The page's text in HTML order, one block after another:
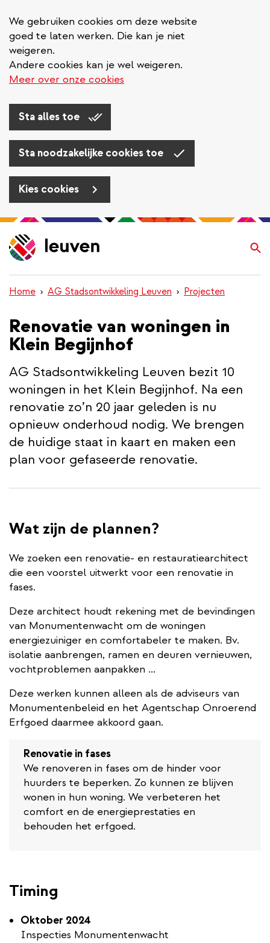
We gebruiken cookies om deze website
goed te laten werken. Die kan je niet
weigeren.
Andere cookies kan je wel weigeren.
Meer over onze cookies
Sta alles toe
Sta noodzakelijke cookies toe
Kies cookies
Overslaan
en
naar
inhoud
gaan
Home AG Stadsontwikkeling Leuven Projecten
Renovatie van woningen in
Klein Begijnhof
AG Stadsontwikkeling Leuven bezit 10
woningen in het Klein Begijnhof. Na een
renovatie zo’n 20 jaar geleden is nu
opnieuw onderhoud nodig. We brengen
de huidige staat in kaart en maken een
plan voor gefaseerde renovatie.
Wat zijn de plannen?
We zoeken een renovatie- en restauratiearchitect
die een voorstel uitwerkt voor een renovatie in
fases.
Deze architect houdt rekening met de bevindingen
van Monumentenwacht om de woningen
energiezuiniger en comfortabeler te maken. Bv.
isolatie aanbrengen, ramen en deuren vernieuwen,
vochtproblemen aanpakken ...
Deze werken kunnen alleen als de adviseurs van
Monumentenbeleid en het Agentschap Onroerend
Erfgoed daarmee akkoord gaan.
Renovatie in fases
We renoveren in fases om de hinder voor
huurders te beperken. Zo kunnen ze blijven
wonen in hun woning. We verbeteren het
comfort en de energieprestaties en
behouden het erfgoed.
Timing
Oktober 2024
Inspecties Monumentenwacht